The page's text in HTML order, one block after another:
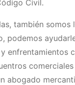
Civil.
también somos
podemos
enfrentamientos
​abogado